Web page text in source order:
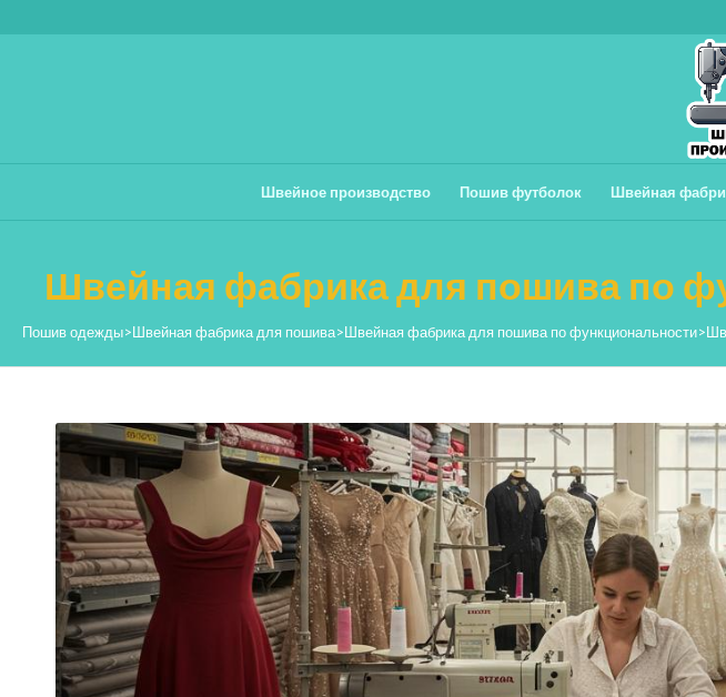
Швейное производство Пошив футболок Швейная
Швейная фабрика для пошива по
Пошив одежды>Швейная фабрика для пошива>Швейная фабрика для пошива по функциональности>